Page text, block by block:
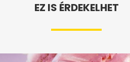
EZ IS ÉRDEKELHET